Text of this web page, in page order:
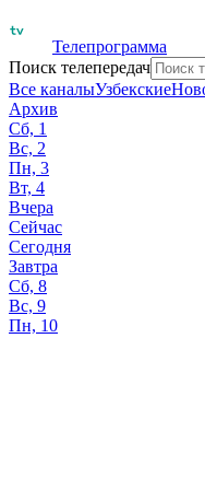
Телепрограмма
Поиск телепередач
Все каналыУзбекские
Архив
Сб, 1
Вс, 2
Пн, 3
Вт, 4
Вчера
Сейчас
Сегодня
Завтра
Сб, 8
Вс, 9
Пн, 10